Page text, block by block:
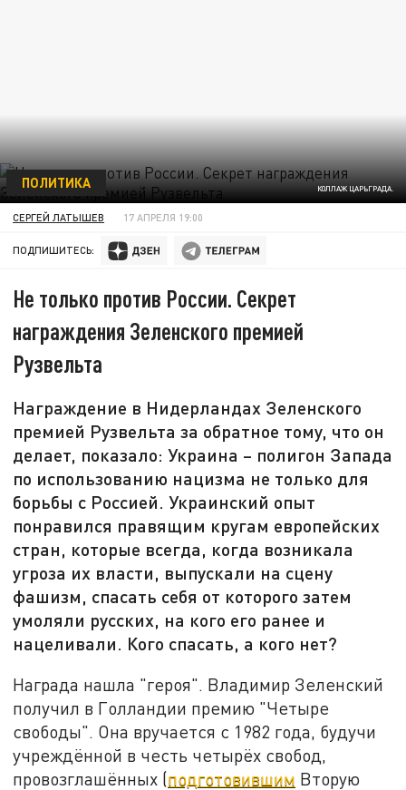
КОЛЛАЖ ЦАРЬГРАДА.
ПОЛИТИКА
СЕРГЕЙ ЛАТЫШЕВ 17 АПРЕЛЯ 19:00
ПОДПИШИТЕСЬ:
Не только против России. Секрет
награждения Зеленского премией
Рузвельта
Награждение в Нидерландах Зеленского
премией Рузвельта за обратное тому, что он
делает, показало: Украина – полигон Запада
по использованию нацизма не только для
борьбы с Россией. Украинский опыт
понравился правящим кругам европейских
стран, которые всегда, когда возникала
угроза их власти, выпускали на сцену
фашизм, спасать себя от которого затем
умоляли русских, на кого его ранее и
нацеливали. Кого спасать, а кого нет?
Награда нашла "героя". Владимир Зеленский
получил в Голландии премию "Четыре
свободы". Она вручается с 1982 года, будучи
учреждённой в честь четырёх свобод,
провозглашённых (подготовившим Вторую